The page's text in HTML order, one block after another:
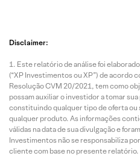
Disclaimer:
Este relatório de análise foi
(“XP Investimentos ou XP”) de acordo
Resolução CVM 20/2021, tem como
possam auxiliar o investidor a tomar
constituindo qualquer tipo de oferta ou
qualquer produto. As informações
válidas na data de sua divulgação e
Investimentos não se responsabiliza
cliente com base no presente relatório.